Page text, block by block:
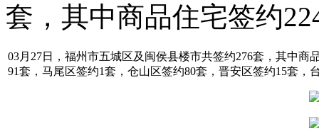
套，其中商品住宅签约
03月27日，福州市五城区及闽侯县楼市共签约276套，其中商
91套，马尾区签约1套，仓山区签约80套，晋安区签约15套，